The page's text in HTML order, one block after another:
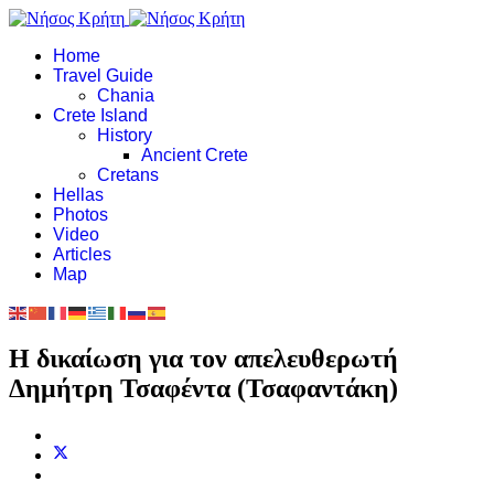
Home
Travel Guide
Chania
Crete Island
History
Ancient Crete
Cretans
Hellas
Photos
Video
Articles
Map
Η δικαίωση για τον απελευθερωτή
Δημήτρη Τσαφέντα (Τσαφαντάκη)